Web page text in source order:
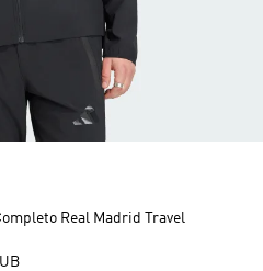
Real Madrid Travel